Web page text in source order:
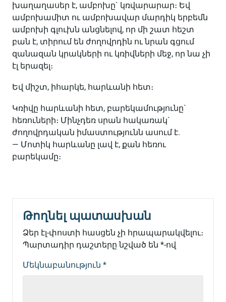
խաղաղասեր է, ամբոխը` կռվարարար։ Եվ
ամբոխամիտ ու ամբոխավար մարդիկ երբեմն
ամբոխի գլուխն անցնելով, որ մի շատ հեշտ
բան է, տիրում են ժողովրդին ու նրան գցում
զանազան կրակների ու կռիվների մեջ, որ նա չի
էլ երազել։
Եվ միշտ, իհարկե, հարևանի հետ։
Կռիվը հարևանի հետ, բարեկամությունը`
հեռուների։ Մինչդեռ սրան հակառակ`
ժողովրդական իմաստությունն ասում է.
— Մոտիկ հարևանը լավ է, քան հեռու
բարեկամը։
Թողնել պատասխան
Ձեր էլ-փոստի հասցեն չի հրապարակվելու։
Պարտադիր դաշտերը նշված են *-ով
Մեկնաբանություն *